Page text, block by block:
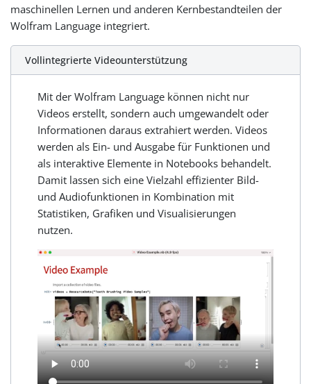
maschinellen Lernen und anderen Kernbestandteilen der
Wolfram Language integriert.
Vollintegrierte Videounterstützung
Mit der Wolfram Language können nicht nur
Videos erstellt, sondern auch umgewandelt oder
Informationen daraus extrahiert werden. Videos
werden als Ein- und Ausgabe für Funktionen und
als interaktive Elemente in Notebooks behandelt.
Damit lassen sich eine Vielzahl effizienter Bild-
und Audiofunktionen in Kombination mit
Statistiken, Grafiken und Visualisierungen
nutzen.